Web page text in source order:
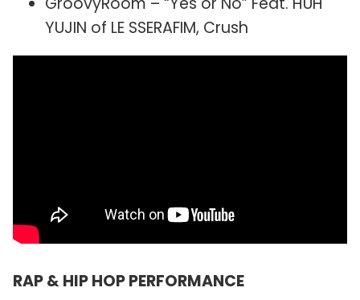
YUJIN of LE SSERAFIM, Crush
RAP & HIP HOP PERFORMANCE